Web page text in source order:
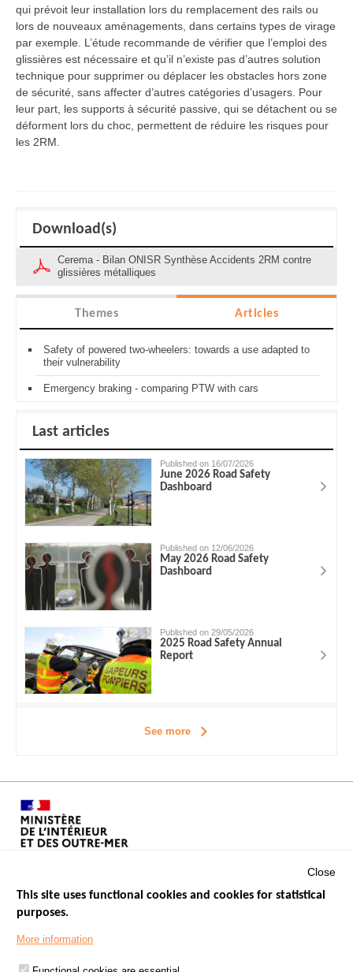
qui prévoit leur installation lors du remplacement des rails ou
lors de nouveaux aménagements, dans certains types de virage
par exemple. L’étude recommande de vérifier que l’emploi des
glissières est nécessaire et qu’il n’existe pas d’autres solution
technique pour supprimer ou déplacer les obstacles hors zone
de sécurité, sans affecter d’autres catégories d’usagers. Pour
leur part, les supports à sécurité passive, qui se détachent ou se
déforment lors du choc, permettent de réduire les risques pour
les 2RM.
Download(s)
Cerema - Bilan ONISR Synthèse Accidents 2RM contre
glissières métalliques
Themes Articles
Safety of powered two-wheelers: towards a use adapted to
their vulnerability
Emergency braking - comparing PTW with cars
Last articles
Published on 16/07/2026
June 2026 Road Safety
Dashboard
Published on 12/06/2026
May 2026 Road Safety
Dashboard
Published on 29/05/2026
2025 Road Safety Annual
Report
See more
Footer
Close
This site uses functional cookies and cookies for statistical
purposes.
More information